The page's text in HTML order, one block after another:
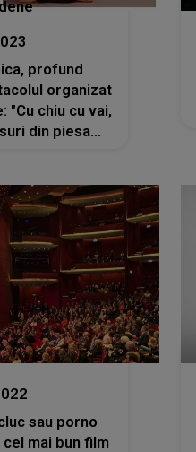
profund
organizat
"Cu chiu cu vai,
din piesa
sau porno
mai bun film